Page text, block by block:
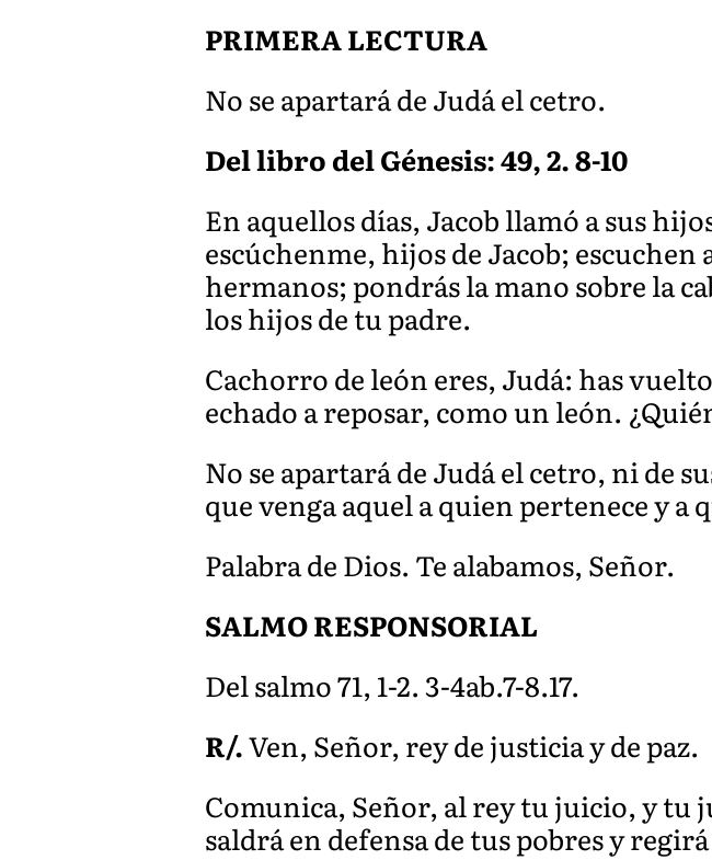
PRIMERA LECTURA
No se apartará de Judá el cetro.
Del libro del Génesis: 49, 2. 8-10
En aquellos días, Jacob llamó a sus
escúchenme, hijos de Jacob;
hermanos; pondrás la mano sobre la
los hijos de tu padre.
Cachorro de león eres, Judá: has
echado a reposar, como un león.
No se apartará de Judá el cetro, ni de
que venga aquel a quien pertenece y a
Palabra de Dios. Te alabamos, Señor.
SALMO RESPONSORIAL
Del salmo 71, 1-2. 3-4ab.7-8.17.
R/.Ven, Señor, rey de justicia y de paz.
Comunica, Señor, al rey tu juicio, y tu
saldrá en defensa de tus pobres y